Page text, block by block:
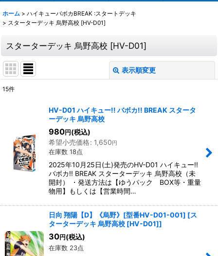
ホーム > ハイキューバボカBREAK :スタートデッキ
> スターターデッキ 烏野高校 [HV-D01]
スターターデッキ 烏野高校 [HV-D01]
表示順変更
15件
HV-D01 ハイキュー!! バボカ!! BREAK スタータ
ーデッキ 烏野高校
980円 (税込)
希望小売価格: 1,650 円
在庫数 18点
2025年10月25日(土)発売のHV-D01 ハイキュー!!
バボカ!! BREAK スターターデッキ 烏野高校（未
開封） ・発送方法は【ゆうパック BOX等・重量
物用】もしくは【営業時間…
日向 翔陽【D】《烏野》[型番HV-D01-001] [ス
ターターデッキ 烏野高校 [HV-D01]]
30円 (税込)
在庫数 23点